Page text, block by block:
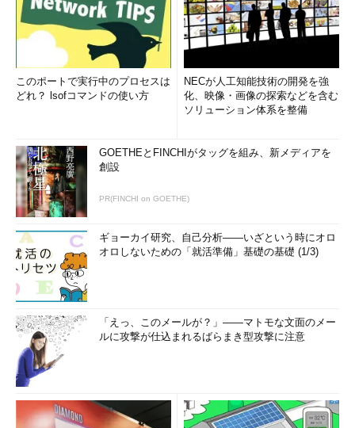
このポートで実行中のプロセスは
どれ？ lsofコマンドの使い方
NECが人工知能技術の開発を強
化、映像・画像の探索などを含む
ソリューション体系を整備
GOETHEとFINCHIがタッグを組み、新メディアを
創設
PR(FINCHI on GOETHE)
ギョーカイ研究、自己分析――いざという時にオロ
オロしないための「就活準備」基礎の基礎 (1/3)
「えっ、このメールが？」――マトモな文面のメー
ルに攻撃が仕込まれるばらまき型攻撃に注意